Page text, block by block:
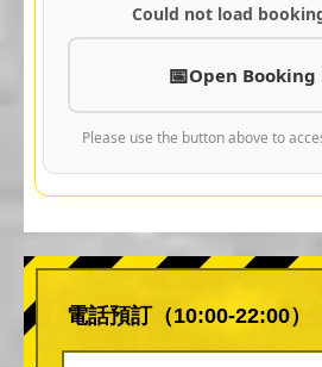
Could not load
Open Booking
Please use the button above to
電話預訂（10:00-22:00）